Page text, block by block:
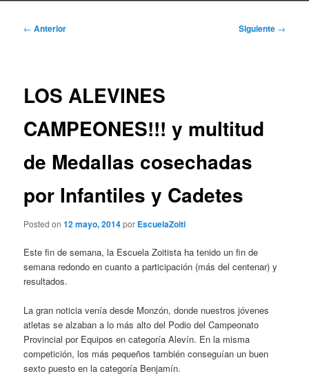
Navegación
← Anterior Siguiente →
LOS ALEVINES
CAMPEONES!!! y multitud
de Medallas cosechadas
por Infantiles y Cadetes
Posted on12 mayo, 2014por EscuelaZoiti
Este fin de semana, la Escuela Zoitista ha tenido un fin de
semana redondo en cuanto a participación (más del centenar) y
resultados.
La gran noticia venía desde Monzón, donde nuestros jóvenes
atletas se alzaban a lo más alto del Podio del Campeonato
Provincial por Equipos en categoría Alevín. En la misma
competición, los más pequeños también conseguían un buen
sexto puesto en la categoría Benjamín.